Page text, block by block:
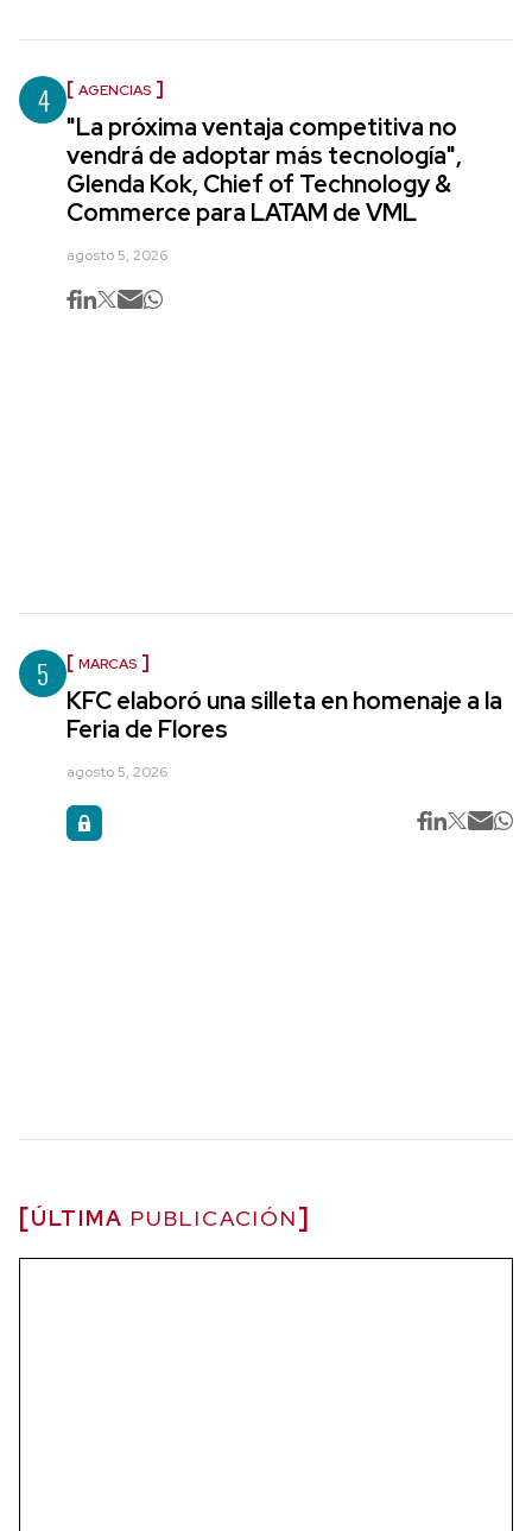
4 AGENCIAS
"La próxima ventaja competitiva no
vendrá de adoptar más tecnología",
Glenda Kok, Chief of Technology &
Commerce para LATAM de VML
agosto 5, 2026
5 MARCAS
KFC elaboró una silleta en homenaje a la
Feria de Flores
agosto 5, 2026
ÚLTIMA PUBLICACIÓN